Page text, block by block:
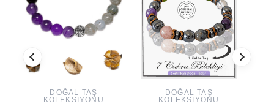
DOĞAL TAŞ
KOLEKSIYONU
DOĞAL TAŞ
KOLEKSIYONU